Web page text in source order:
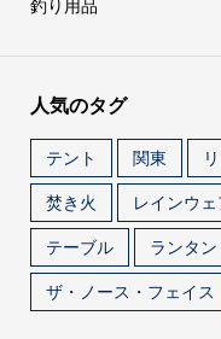
釣り用品
人気のタグ
テント 関東
焚き火
レインウェ
テーブル
ランタン
ザ・ノース・フェイス